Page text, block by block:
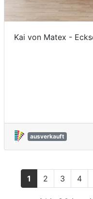
Kai von Matex -
ausverkauft
1 2 3 4